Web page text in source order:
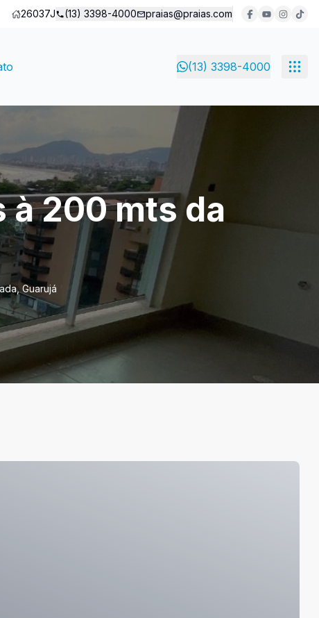
26037J (13) 3398-4000 praias@praias.com
(13) 3398-4000
200 mts da
Guarujá